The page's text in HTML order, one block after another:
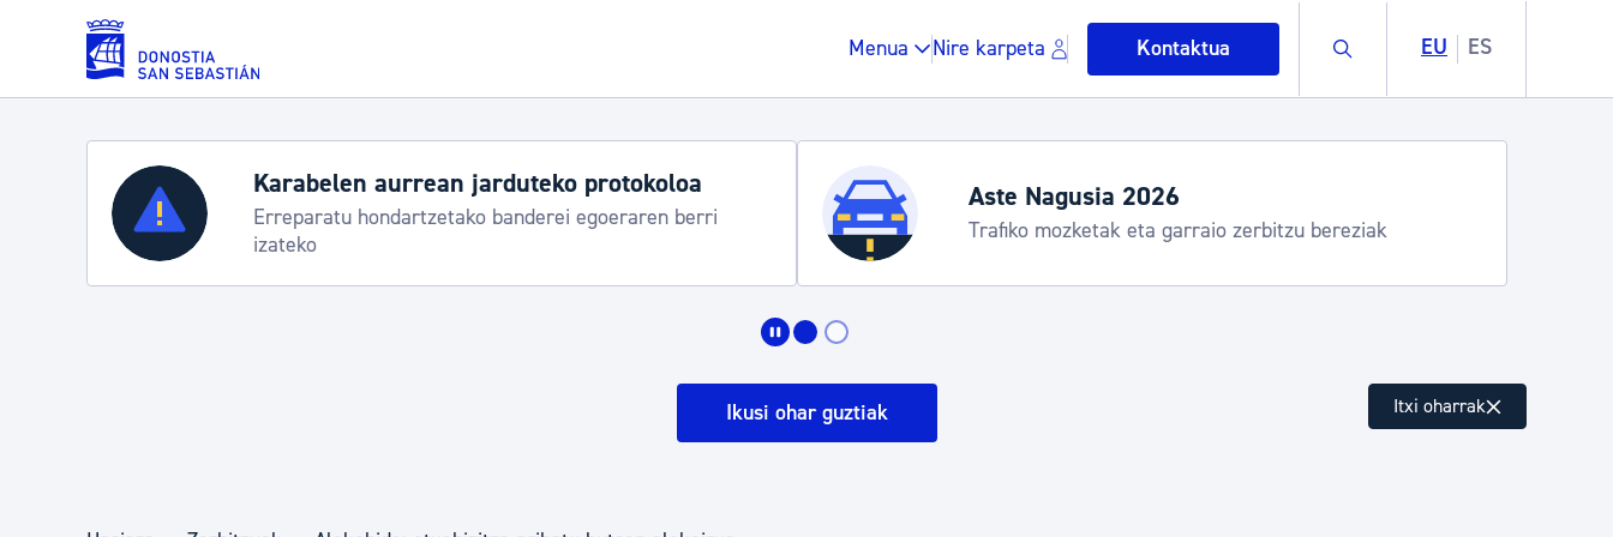
Eduki nagusira joan
Menua Nire karpeta Kontaktua Buscar EU ES
Zerbitzuak
Errolda eta gai pertsonalak
Gune publikoa, hondakinak eta ingurumena
Karabelen aurrean jarduteko protokoloa
Erreparatu hondartzetako banderei egoeraren berri
izateko
Aste Nagusia 2026
Trafiko mozketak eta garraio zerbitzu bereziak
Ikusi ohar guztiak Itxi oharrak